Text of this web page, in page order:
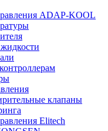
ADAP-KOOL
клапаны
Elitech